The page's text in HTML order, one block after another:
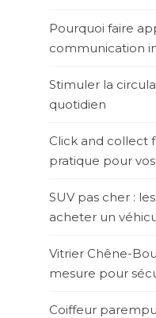
Pourquoi faire
communication
Stimuler la
quotidien
Click and collect
pratique pour
SUV pas cher :
acheter un
Vitrier Chêne-
mesure pour
Coiffeur